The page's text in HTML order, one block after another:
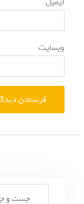
وبسایت